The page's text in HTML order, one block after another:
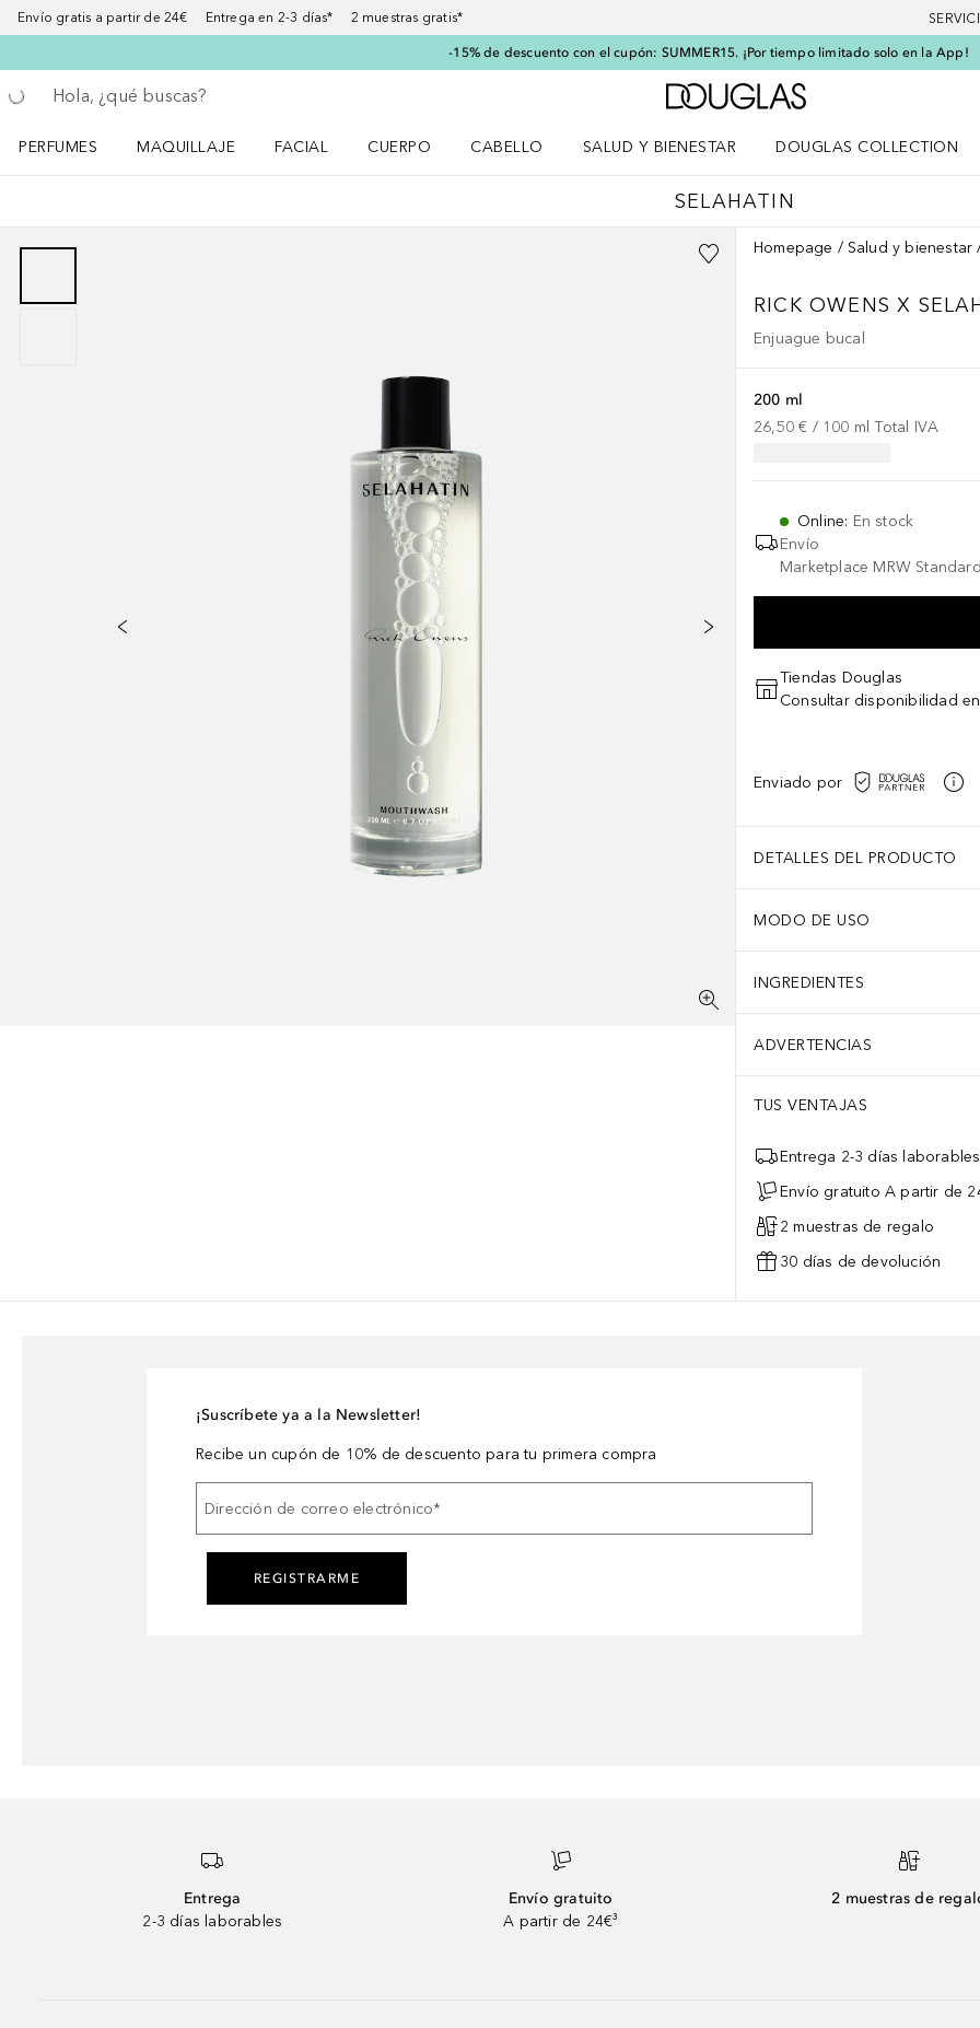
Envío gratis a partir de 24€ Entrega en 2-3 días* 2 muestras gratis*
-15% de descuento con el cupón: SUMMER15. ¡Por tiempo limitado solo en la App!
Regresar
Ejecutar búsqueda
A Douglas Home
PERFUMES
MAQUILLAJE
FACIAL
CUERPO
CABELLO
SALUD Y BIENESTAR
DOUGLAS COLLECTION
SELAHATIN
Homepage Salud y bienestar
RICK OWENS X
Enjuague bucal
200 ml
26,50 € / 100 ml Total IVA
Online: En stock
Envío
Marketplace MRW
Tiendas Douglas
Consultar disponibilidad
Enviado por
DETALLES DEL PRODUCTO
MODO DE USO
INGREDIENTES
ADVERTENCIAS
TUS VENTAJAS
Entrega 2-3 días laborables
Envío gratuito A partir de
2 muestras de regalo
30 días de devolución
¡Suscríbete ya a la Newsletter!
Recibe un cupón de 10% de descuento para tu primera compra
Dirección de correo electrónico*
REGISTRARME
Entrega
2-3 días laborables
Envío gratuito
A partir de 24€³
2 muestras de